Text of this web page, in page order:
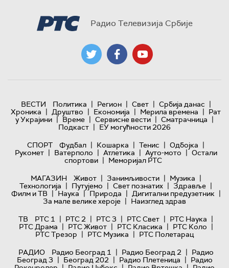
Радио Телевизија Србије
ВЕСТИ Политика | Регион | Свет | Србија данас |
Хроника | Друштво | Економија | Мерила времена | Рат
у Украјини | Време | Сервисне вести | Сматрачница |
Подкаст | ЕУ могућности 2026
СПОРТ
Фудбал | Кошарка | Тенис | Одбојка |
Рукомет | Ватерполо | Атлетика | Ауто-мото | Остали
спортови | Меморијал РТС
МАГАЗИН
Живот | Занимљивости | Музика |
Технологијa | Путујемо | Свет познатих | Здравље |
Филм и ТВ | Наука | Природа | Дигитални предузетник |
За мале велике хероје | Наизглед здрав
ТВ
РТС 1 | РТС 2 | РТС 3 | РТС Свет | РТС Наука |
РТС Драма | РТС Живот | РТС Класика | РТС Коло |
РТС Трезор | РТС Музика | РТС Полетарац
РАДИО
Радио Београд 1 | Радио Београд 2 | Радио
Београд 3 | Београд 202 | Радио Плетеница | Радио